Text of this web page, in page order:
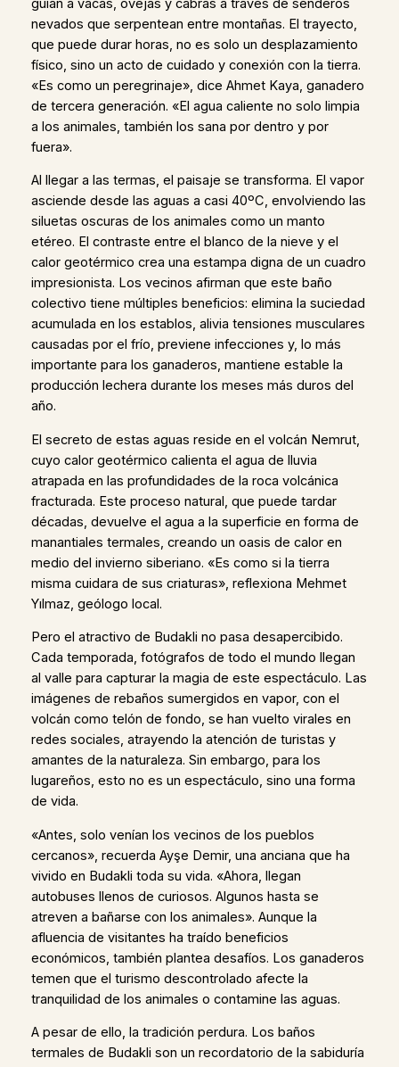
guían a vacas, ovejas y cabras a través de senderos
nevados que serpentean entre montañas. El trayecto,
que puede durar horas, no es solo un desplazamiento
físico, sino un acto de cuidado y conexión con la tierra.
«Es como un peregrinaje», dice Ahmet Kaya, ganadero
de tercera generación. «El agua caliente no solo limpia
a los animales, también los sana por dentro y por
fuera».
Al llegar a las termas, el paisaje se transforma. El vapor
asciende desde las aguas a casi 40ºC, envolviendo las
siluetas oscuras de los animales como un manto
etéreo. El contraste entre el blanco de la nieve y el
calor geotérmico crea una estampa digna de un cuadro
impresionista. Los vecinos afirman que este baño
colectivo tiene múltiples beneficios: elimina la suciedad
acumulada en los establos, alivia tensiones musculares
causadas por el frío, previene infecciones y, lo más
importante para los ganaderos, mantiene estable la
producción lechera durante los meses más duros del
año.
El secreto de estas aguas reside en el volcán Nemrut,
cuyo calor geotérmico calienta el agua de lluvia
atrapada en las profundidades de la roca volcánica
fracturada. Este proceso natural, que puede tardar
décadas, devuelve el agua a la superficie en forma de
manantiales termales, creando un oasis de calor en
medio del invierno siberiano. «Es como si la tierra
misma cuidara de sus criaturas», reflexiona Mehmet
Yılmaz, geólogo local.
Pero el atractivo de Budakli no pasa desapercibido.
Cada temporada, fotógrafos de todo el mundo llegan
al valle para capturar la magia de este espectáculo. Las
imágenes de rebaños sumergidos en vapor, con el
volcán como telón de fondo, se han vuelto virales en
redes sociales, atrayendo la atención de turistas y
amantes de la naturaleza. Sin embargo, para los
lugareños, esto no es un espectáculo, sino una forma
de vida.
«Antes, solo venían los vecinos de los pueblos
cercanos», recuerda Ayşe Demir, una anciana que ha
vivido en Budakli toda su vida. «Ahora, llegan
autobuses llenos de curiosos. Algunos hasta se
atreven a bañarse con los animales». Aunque la
afluencia de visitantes ha traído beneficios
económicos, también plantea desafíos. Los ganaderos
temen que el turismo descontrolado afecte la
tranquilidad de los animales o contamine las aguas.
A pesar de ello, la tradición perdura. Los baños
termales de Budakli son un recordatorio de la sabiduría